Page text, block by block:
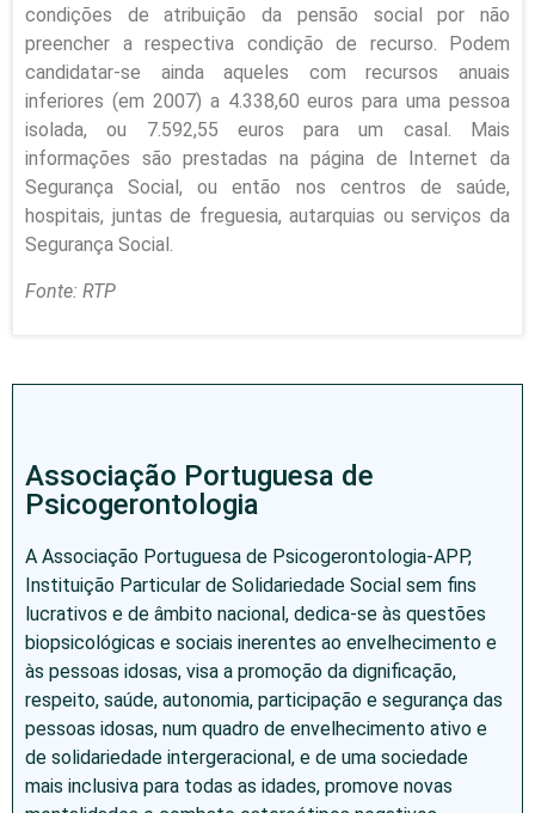
condições de atribuição da pensão social por não
preencher a respectiva condição de recurso. Podem
candidatar-se ainda aqueles com recursos anuais
inferiores (em 2007) a 4.338,60 euros para uma pessoa
isolada, ou 7.592,55 euros para um casal. Mais
informações são prestadas na página de Internet da
Segurança Social, ou então nos centros de saúde,
hospitais, juntas de freguesia, autarquias ou serviços da
Segurança Social.
Fonte: RTP
Associação Portuguesa de
Psicogerontologia
A Associação Portuguesa de Psicogerontologia-APP,
Instituição Particular de Solidariedade Social sem fins
lucrativos e de âmbito nacional, dedica-se às questões
biopsicológicas e sociais inerentes ao envelhecimento e
às pessoas idosas, visa a promoção da dignificação,
respeito, saúde, autonomia, participação e segurança das
pessoas idosas, num quadro de envelhecimento ativo e
de solidariedade intergeracional, e de uma sociedade
mais inclusiva para todas as idades, promove novas